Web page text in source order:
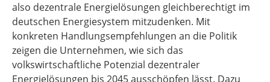
also dezentrale Energielösungen gleichberechtigt im
deutschen Energiesystem mitzudenken. Mit
konkreten Handlungsempfehlungen an die Politik
zeigen die Unternehmen, wie sich das
volkswirtschaftliche Potenzial dezentraler
Energielösungen bis 2045 ausschöpfen lässt. Dazu